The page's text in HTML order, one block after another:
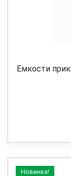
Емкости
Новинка!